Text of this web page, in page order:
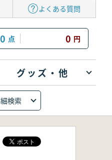
よくある質問
0 点 0 円
グッズ・他
検索